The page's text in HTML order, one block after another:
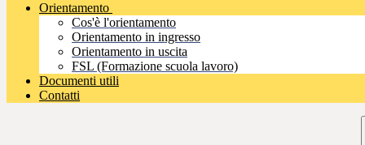
Orientamento
Cos'è l'orientamento
Orientamento in ingresso
Orientamento in uscita
FSL (Formazione scuola lavoro)
Documenti utili
Contatti